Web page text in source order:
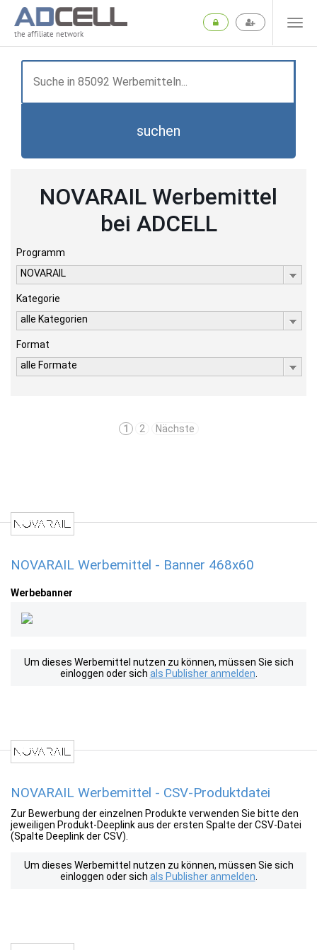
the affiliate network
suchen
NOVARAIL Werbemittel
bei ADCELL
Programm
NOVARAIL
Kategorie
alle Kategorien
Format
alle Formate
1 2 Nächste
NOVARAIL Werbemittel - Banner 468x60
Werbebanner
Um dieses Werbemittel nutzen zu können, müssen Sie sich
einloggen oder sich als Publisher anmelden
NOVARAIL Werbemittel - CSV-Produktdatei
Zur Bewerbung der einzelnen Produkte verwenden Sie bitte den
jeweiligen Produkt-Deeplink aus der ersten Spalte der CSV-Datei
(Spalte Deeplink der CSV).
Um dieses Werbemittel nutzen zu können, müssen Sie sich
einloggen oder sich als Publisher anmelden